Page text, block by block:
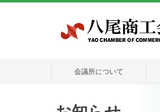
会議所について